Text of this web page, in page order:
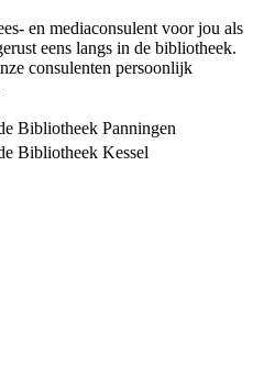
en mediaconsulent voor jou als
eens langs in de bibliotheek.
consulenten persoonlijk
Bibliotheek Panningen
Bibliotheek Kessel